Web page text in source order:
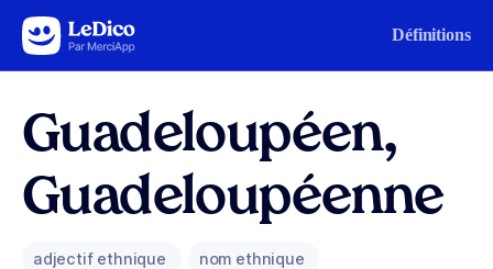
Aller au contenu Définitions
Guadeloupéen,
Guadeloupéenne
adjectif ethnique nom ethnique